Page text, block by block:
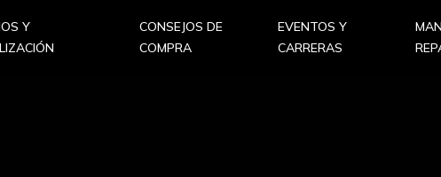
Y
CONSEJOS DE
COMPRA
EVENTOS Y
CARRERAS